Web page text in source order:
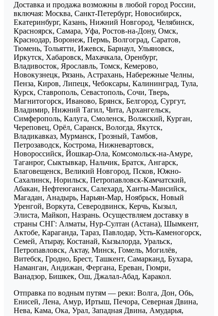
Доставка и продажа возможны в любой город России,
включая: Москва, Санкт-Петербург, Новосибирск,
Екатеринбург, Казань, Нижний Новгород, Челябинск,
Красноярск, Самара, Уфа, Ростов-на-Дону, Омск,
Краснодар, Воронеж, Пермь, Волгоград, Саратов,
Тюмень, Тольятти, Ижевск, Барнаул, Ульяновск,
Иркутск, Хабаровск, Махачкала, Оренбург,
Владивосток, Ярославль, Томск, Кемерово,
Новокузнецк, Рязань, Астрахань, Набережные Челны,
Пенза, Киров, Липецк, Чебоксары, Калининград, Тула,
Курск, Ставрополь, Севастополь, Сочи, Тверь,
Магнитогорск, Иваново, Брянск, Белгород, Сургут,
Владимир, Нижний Тагил, Чита, Архангельск,
Симферополь, Калуга, Смоленск, Волжский, Курган,
Череповец, Орёл, Саранск, Вологда, Якутск,
Владикавказ, Мурманск, Грозный, Тамбов,
Петрозаводск, Кострома, Нижневартовск,
Новороссийск, Йошкар-Ола, Комсомольск-на-Амуре,
Таганрог, Сыктывкар, Нальчик, Братск, Ангарск,
Благовещенск, Великий Новгород, Псков, Южно-
Сахалинск, Норильск, Петропавловск-Камчатский,
Абакан, Нефтеюганск, Салехард, Ханты-Мансийск,
Магадан, Анадырь, Нарьян-Мар, Ноябрьск, Новый
Уренгой, Воркута, Северодвинск, Керчь, Кызыл,
Элиста, Майкоп, Назрань. Осуществляем доставку в
страны СНГ: Алматы, Нур-Султан (Астана), Шымкент,
Актобе, Караганда, Тараз, Павлодар, Усть-Каменогорск,
Семей, Атырау, Костанай, Кызылорда, Уральск,
Петропавловск, Актау, Минск, Гомель, Могилёв,
Витебск, Гродно, Брест, Ташкент, Самарканд, Бухара,
Наманган, Андижан, Фергана, Ереван, Гюмри,
Ванадзор, Бишкек, Ош, Джалал-Абад, Каракол.
Отправка по водным путям — реки: Волга, Дон, Обь,
Енисей, Лена, Амур, Иртыш, Печора, Северная Двина,
Нева, Кама, Ока, Урал, Западная Двина, Амударья,